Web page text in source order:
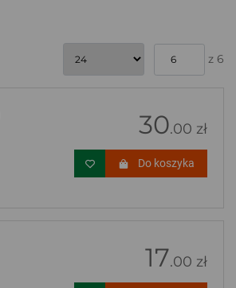
z 6
30.00 zł
Do koszyka
17.00 zł